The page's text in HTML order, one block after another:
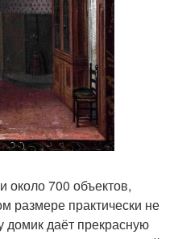
около 700 объектов,
размере практически не
домик даёт прекрасную